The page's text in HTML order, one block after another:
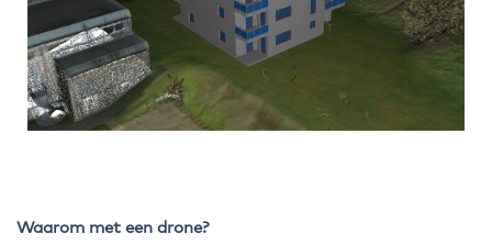
Waarom met een drone?